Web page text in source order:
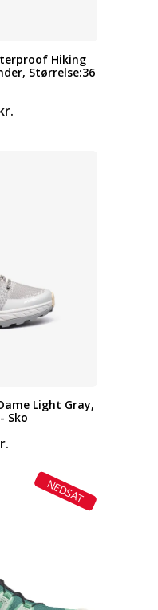
Hiking
Størrelse:36
Light Gray,
Sko
NEDSAT